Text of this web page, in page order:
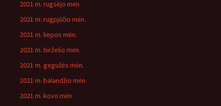
2021 m. rugsėjo mėn.
2021 m. rugpjūčio mėn.
2021 m. liepos mėn.
2021 m. birželio mėn.
2021 m. gegužės mėn.
2021 m. balandžio mėn.
2021 m. kovo mėn.